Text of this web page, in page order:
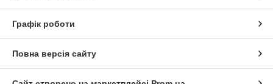
Графік роботи
Повна версія сайту